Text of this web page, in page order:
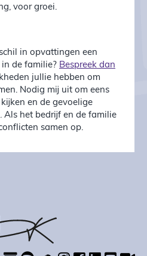
voor groei.
in opvattingen een
de familie? Bespreek dan
jullie hebben om
Nodig mij uit om eens
en de gevoelige
Als het bedrijf en de familie
samen op.